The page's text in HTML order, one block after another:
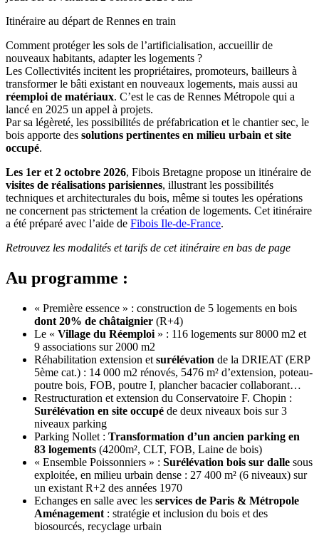
Itinéraire au départ de Rennes en train
Comment protéger les sols de l’artificialisation, accueillir de
nouveaux habitants, adapter les logements ?
Les Collectivités incitent les propriétaires, promoteurs, bailleurs à
transformer le bâti existant en nouveaux logements, mais aussi au
réemploi de matériaux. C’est le cas de Rennes Métropole qui a
lancé en 2025 un appel à projets.
Par sa légèreté, les possibilités de préfabrication et le chantier sec, le
bois apporte des solutions pertinentes en milieu urbain et site
occupé.
Les 1er et 2 octobre 2026, Fibois Bretagne propose un itinéraire de
visites de réalisations parisiennes, illustrant les possibilités
techniques et architecturales du bois, même si toutes les opérations
ne concernent pas strictement la création de logements. Cet itinéraire
a été préparé avec l’aide de Fibois Ile-de-France.
Retrouvez les modalités et tarifs de cet itinéraire en bas de page
Au programme :
« Première essence » : construction de 5 logements en bois
dont 20% de châtaignier (R+4)
Le « Village du Réemploi » : 116 logements sur 8000 m2 et
9 associations sur 2000 m2
Réhabilitation extension et surélévation de la DRIEAT (ERP
5ème cat.) : 14 000 m2 rénovés, 5476 m² d’extension, poteau-
poutre bois, FOB, poutre I, plancher bacacier collaborant…
Restructuration et extension du Conservatoire F. Chopin :
Surélévation en site occupé de deux niveaux bois sur 3
niveaux parking
Parking Nollet : Transformation d’un ancien parking en
83 logements (4200m², CLT, FOB, Laine de bois)
« Ensemble Poissonniers » : Surélévation bois sur dalle sous
exploitée, en milieu urbain dense : 27 400 m² (6 niveaux) sur
un existant R+2 des années 1970
Echanges en salle avec les services de Paris & Métropole
Aménagement : stratégie et inclusion du bois et des
biosourcés, recyclage urbain